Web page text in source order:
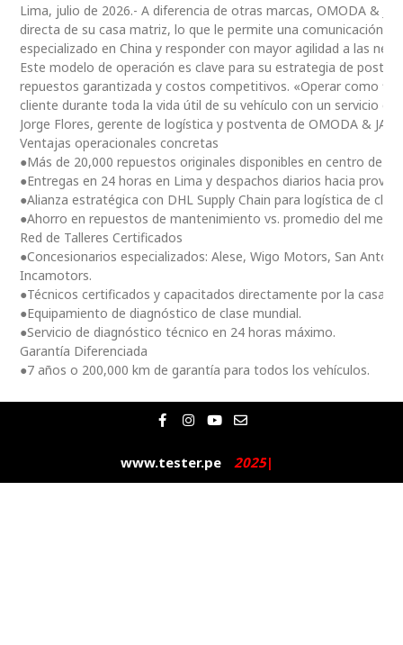
Lima, julio de 2026.- A diferencia de otras marcas, OMODA &
directa de su casa matriz, lo que le permite una comunicación
especializado en China y responder con mayor agilidad a las
Este modelo de operación es clave para su estrategia de
repuestos garantizada y costos competitivos. «Operar como
cliente durante toda la vida útil de su vehículo con un servicio
Jorge Flores, gerente de logística y postventa de OMODA &
Ventajas operacionales concretas
●Más de 20,000 repuestos originales disponibles en centro de
●Entregas en 24 horas en Lima y despachos diarios hacia
●Alianza estratégica con DHL Supply Chain para logística de
●Ahorro en repuestos de mantenimiento vs. promedio del
Red de Talleres Certificados
●Concesionarios especializados: Alese, Wigo Motors, San
Incamotors.
●Técnicos certificados y capacitados directamente por la casa
●Equipamiento de diagnóstico de clase mundial.
●Servicio de diagnóstico técnico en 24 horas máximo.
Garantía Diferenciada
●7 años o 200,000 km de garantía para todos los vehículos.
F
a
e
b
o
I
n
t
a
g
Y
o
t
u
b
E
n
e
l
o
www.tester.pe 2025|